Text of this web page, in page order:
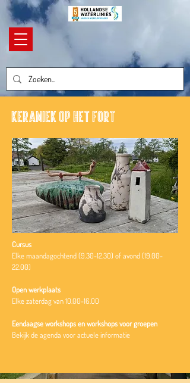
Keramiek op het fort
Cursus
Elke maandagochtend(9.30-12.30) of avond(19.00-
22.00)
Open werkplaats
Elke zaterdag van10.00-16.00
Eendaagse workshops en workshops voor groepen
Bekijk de agenda voor actuele informatie